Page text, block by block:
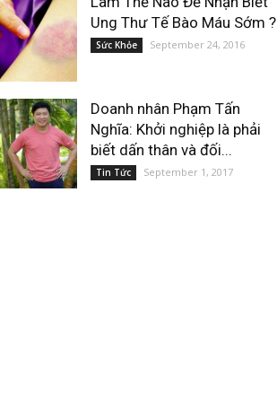
Ung Thư Tế Bào Máu Sớm ?
Sức Khỏe September 24, 2016
Doanh nhân Phạm Tấn
Nghĩa: Khởi nghiệp là phải
biết dấn thân và đối...
Tin Tức September 1, 2017